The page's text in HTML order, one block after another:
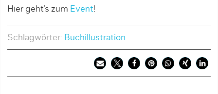
Hier geht’s zum Event!
Schlagwörter: Buchillustration